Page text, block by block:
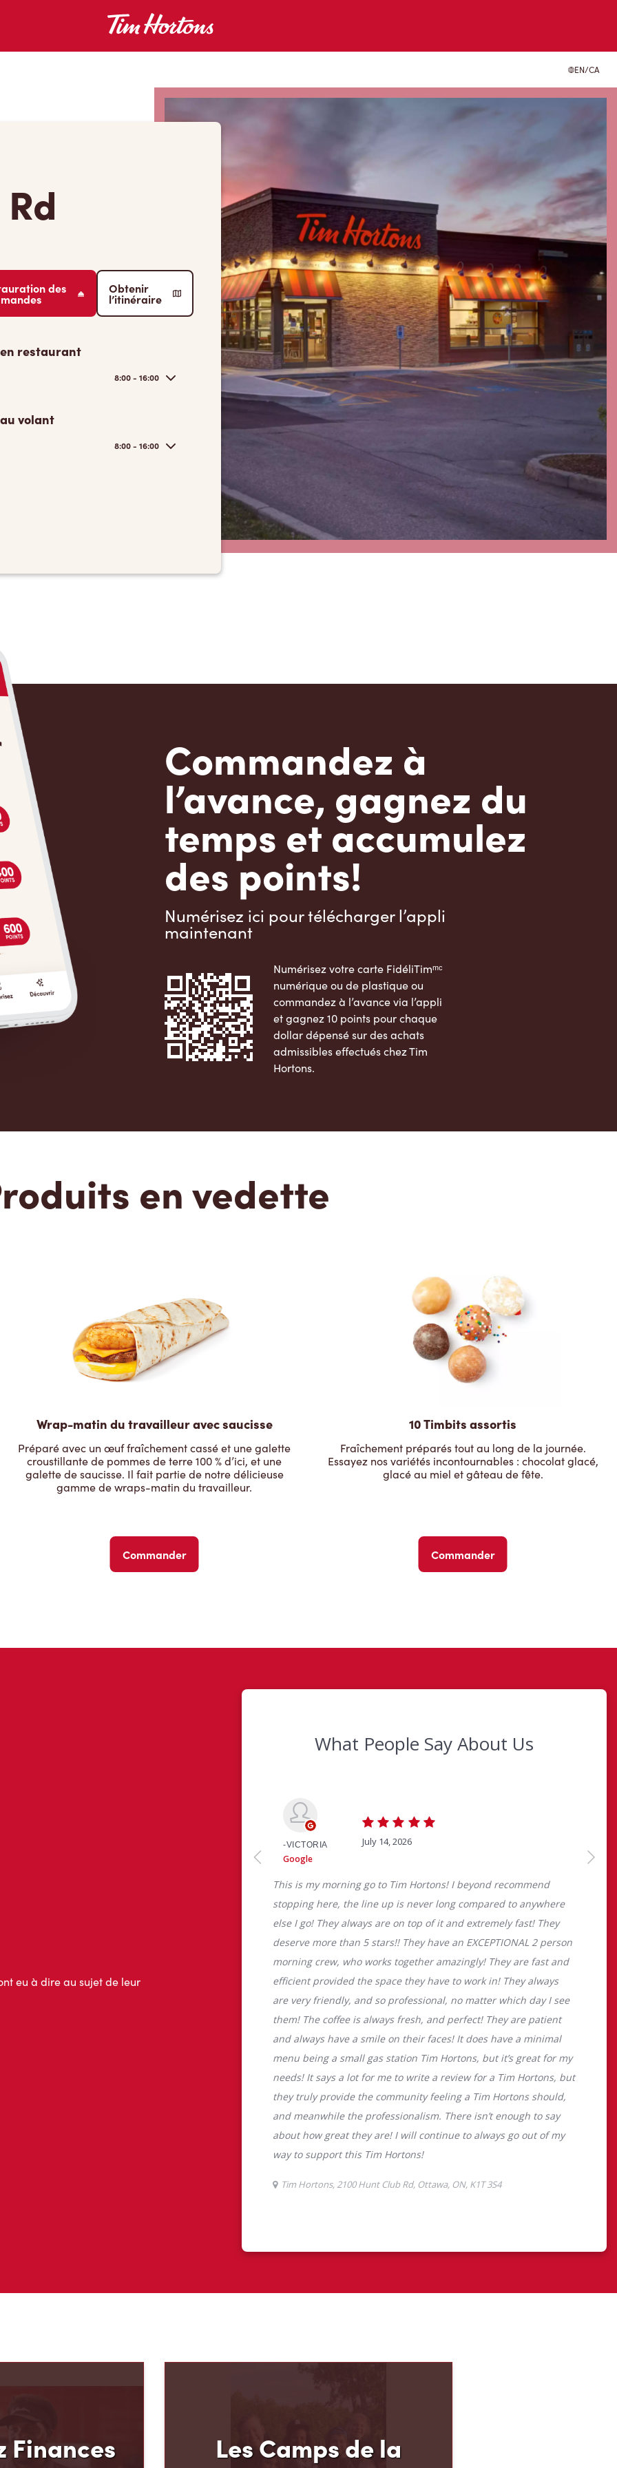
EN/CA
des Obtenir
l’itinéraire
restaurant
8:00 - 16:00
volant
8:00 - 16:00
Commandez à
l’avance, gagnez du
temps et accumulez
des points!
Numérisez ici pour télécharger l’appli
maintenant
Numérisez votre carte FidéliTimᵐᶜ
numérique ou de plastique ou
commandez à l’avance via l’appli
et gagnez 10 points pour chaque
dollar dépensé sur des achats
admissibles effectués chez Tim
Hortons.
en vedette
Wrap-matin du travailleur avec saucisse
Préparé avec un œuf fraîchement cassé et une galette
croustillante de pommes de terre 100 % d’ici, et une
galette de saucisse. Il fait partie de notre délicieuse
gamme de wraps-matin du travailleur.
Commander
10 Timbits assortis
Fraîchement préparés tout au long de la journée.
Essayez nos variétés incontournables : chocolat glacé,
glacé au miel et gâteau de fête.
Commander
avons créé
de crédit TimMD,
développer leur leadership, leur résilience et leur
sens des responsabilités, au moment carrefour